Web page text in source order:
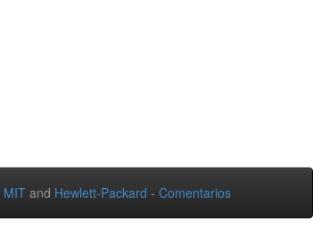
MIT and Hewlett-Packard - Comentarios